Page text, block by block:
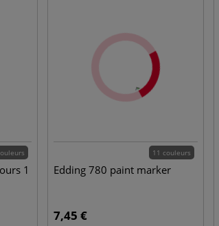
1
11 couleurs
Edding 780 paint marker
7,45 €